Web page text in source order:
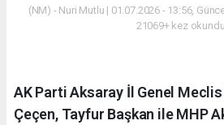
(NM) - Nuri Mutlu | 01.07.2026 - 13:56,
21069+ kez okundu.
AK Parti Aksaray İl Genel
Çeçen, Tayfur Başkan ile MHP